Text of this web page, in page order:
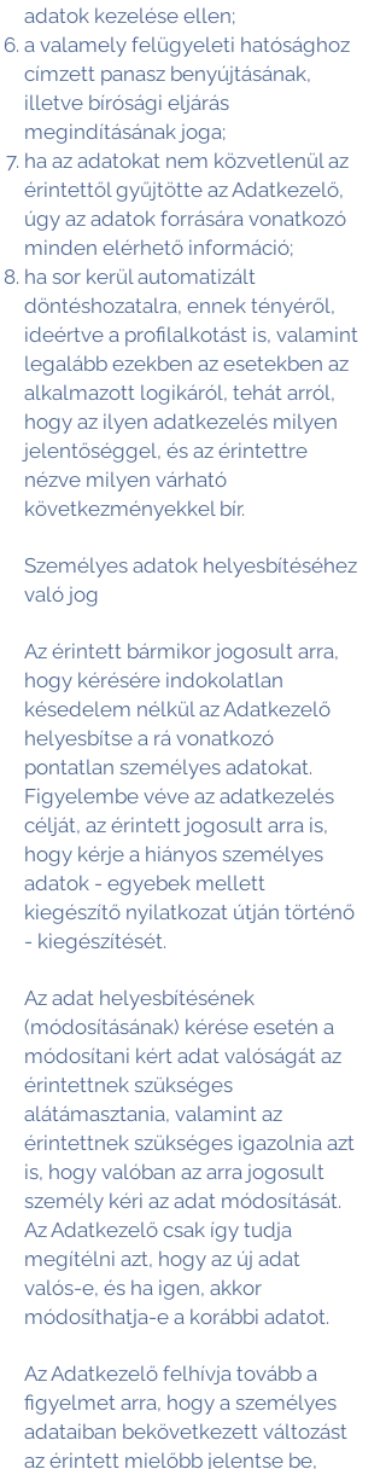
adatok kezelése ellen;
a valamely felügyeleti hatósághoz
címzett panasz benyújtásának,
illetve bírósági eljárás
megindításának joga;
ha az adatokat nem közvetlenül az
érintettől gyűjtötte az Adatkezelő,
úgy az adatok forrására vonatkozó
minden elérhető információ;
ha sor kerül automatizált
döntéshozatalra, ennek tényéről,
ideértve a profilalkotást is, valamint
legalább ezekben az esetekben az
alkalmazott logikáról, tehát arról,
hogy az ilyen adatkezelés milyen
jelentőséggel, és az érintettre
nézve milyen várható
következményekkel bír.
Személyes adatok helyesbítéséhez
való jog
Az érintett bármikor jogosult arra,
hogy kérésére indokolatlan
késedelem nélkül az Adatkezelő
helyesbítse a rá vonatkozó
pontatlan személyes adatokat.
Figyelembe véve az adatkezelés
célját, az érintett jogosult arra is,
hogy kérje a hiányos személyes
adatok - egyebek mellett
kiegészítő nyilatkozat útján történő
- kiegészítését.
Az adat helyesbítésének
(módosításának) kérése esetén a
módosítani kért adat valóságát az
érintettnek szükséges
alátámasztania, valamint az
érintettnek szükséges igazolnia azt
is, hogy valóban az arra jogosult
személy kéri az adat módosítását.
Az Adatkezelő csak így tudja
megítélni azt, hogy az új adat
valós-e, és ha igen, akkor
módosíthatja-e a korábbi adatot.
Az Adatkezelő felhívja tovább a
figyelmet arra, hogy a személyes
adataiban bekövetkezett változást
az érintett mielőbb jelentse be,